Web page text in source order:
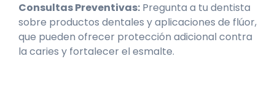
Consultas Preventivas: Pregunta a tu dentista
sobre productos dentales y aplicaciones de flúor,
que pueden ofrecer protección adicional contra
la caries y fortalecer el esmalte.